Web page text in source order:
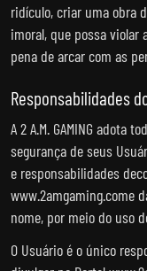
ridículo, criar uma obra
imoral, que possa violar
pena de arcar com as
Responsabilidades
A 2 A.M. GAMING adota
segurança de seus
e responsabilidades
www.2amgaming.come
nome, por meio do uso
O Usuário é o único